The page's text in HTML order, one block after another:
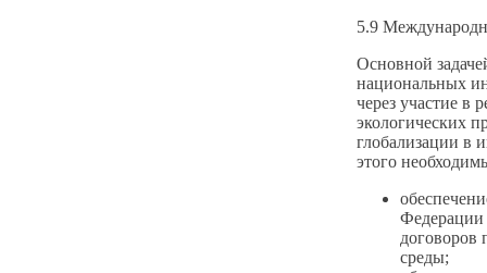
5.9
Основной
национальных
через участие в
экологических
глобализации в
этого
среды;